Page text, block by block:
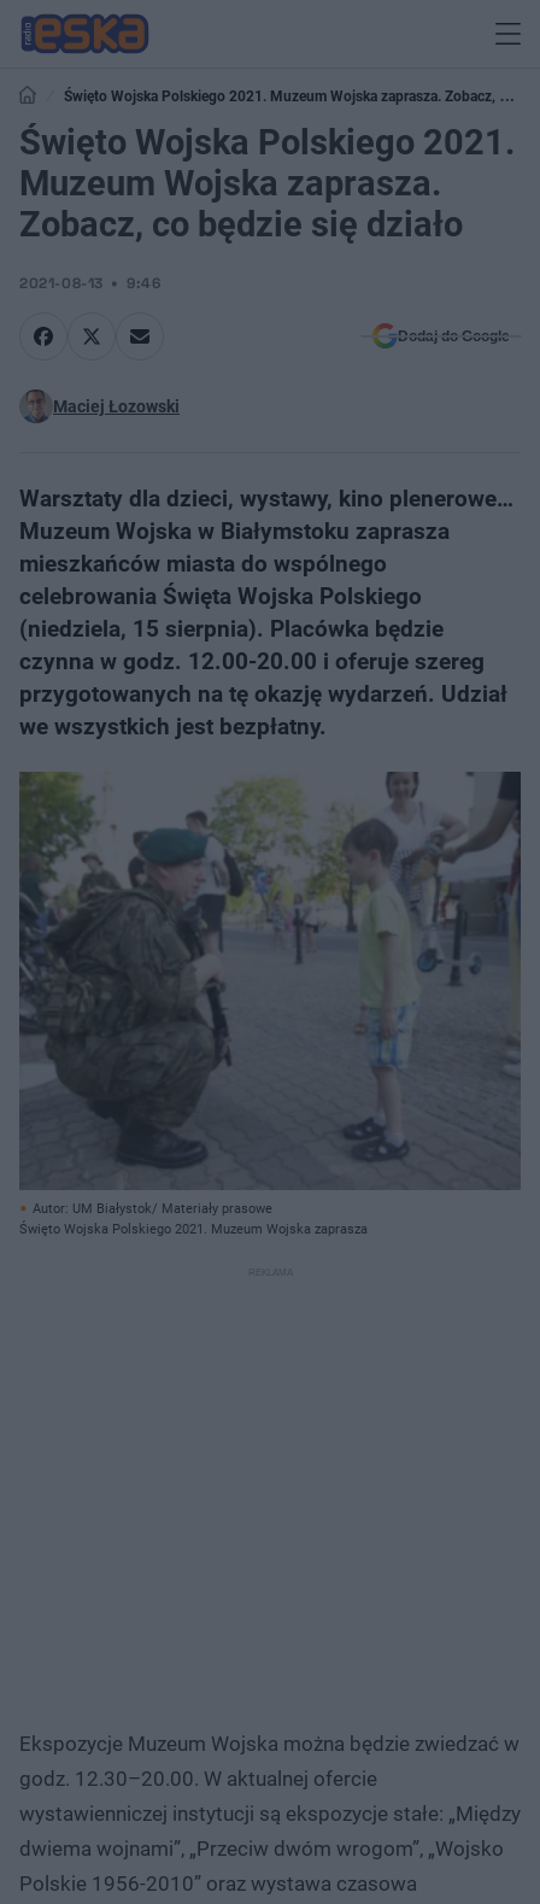
Święto Wojska Polskiego 2021. Muzeum Wojska zaprasza. Zobacz, co
będzie się działo
Święto Wojska Polskiego 2021.
Muzeum Wojska zaprasza.
Zobacz, co będzie się działo
2021-08-13 9:46
Dodaj do Google
Maciej Łozowski
Warsztaty dla dzieci, wystawy, kino plenerowe…
Muzeum Wojska w Białymstoku zaprasza
mieszkańców miasta do wspólnego
celebrowania Święta Wojska Polskiego
(niedziela, 15 sierpnia). Placówka będzie
czynna w godz. 12.00-20.00 i oferuje szereg
przygotowanych na tę okazję wydarzeń. Udział
we wszystkich jest bezpłatny.
Autor: UM Białystok/ Materiały prasowe
Święto Wojska Polskiego 2021. Muzeum Wojska zaprasza
Ekspozycje Muzeum Wojska można będzie zwiedzać w
godz. 12.30–20.00. W aktualnej ofercie
wystawienniczej instytucji są ekspozycje stałe: „Między
dwiema wojnami”, „Przeciw dwóm wrogom”, „Wojsko
Polskie 1956-2010” oraz wystawa czasowa